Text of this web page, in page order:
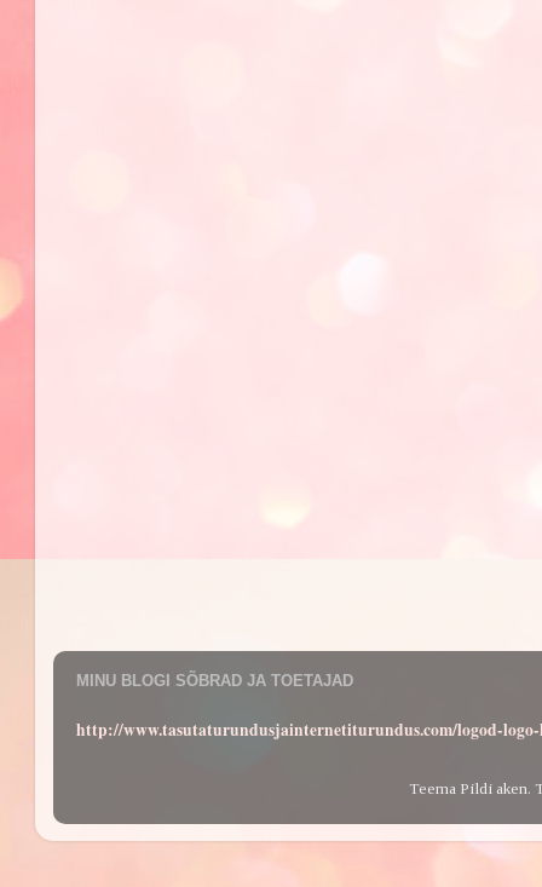
MINU BLOGI SÕBRAD JA TOETAJAD
http://www.tasutaturundusjainternetiturundus.com/logod-
Teema Pildi aken.